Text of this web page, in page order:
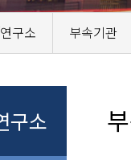
구소 부속기관
구소